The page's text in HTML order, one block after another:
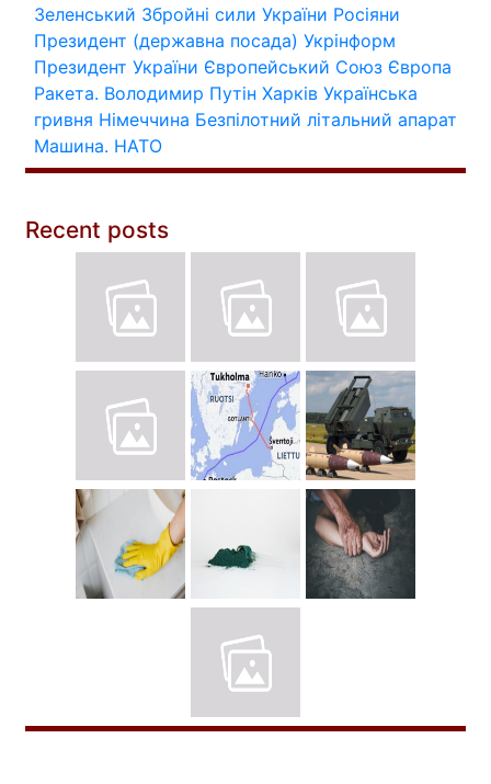
Зеленський Збройні сили України Росіяни
Президент (державна посада) Укрінформ
Президент України Європейський Союз Європа
Ракета. Володимир Путін Харків Українська
гривня Німеччина Безпілотний літальний апарат
Машина. НАТО
Recent posts